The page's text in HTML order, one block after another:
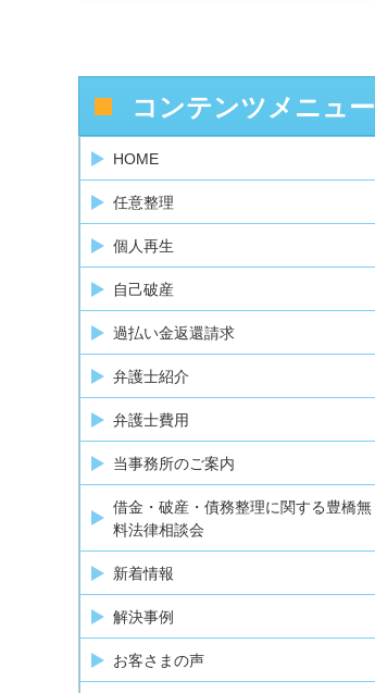
コンテンツメニュー
HOME
任意整理
個人再生
自己破産
過払い金返還請求
弁護士紹介
弁護士費用
当事務所のご案内
借金・破産・債務整理に関する豊橋無
料法律相談会
新着情報
解決事例
お客さまの声